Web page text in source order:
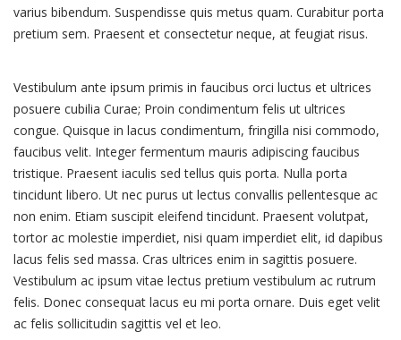
varius bibendum. Suspendisse quis metus quam. Curabitur porta
pretium sem. Praesent et consectetur neque, at feugiat risus.
Vestibulum ante ipsum primis in faucibus orci luctus et ultrices
posuere cubilia Curae; Proin condimentum felis ut ultrices
congue. Quisque in lacus condimentum, fringilla nisi commodo,
faucibus velit. Integer fermentum mauris adipiscing faucibus
tristique. Praesent iaculis sed tellus quis porta. Nulla porta
tincidunt libero. Ut nec purus ut lectus convallis pellentesque ac
non enim. Etiam suscipit eleifend tincidunt. Praesent volutpat,
tortor ac molestie imperdiet, nisi quam imperdiet elit, id dapibus
lacus felis sed massa. Cras ultrices enim in sagittis posuere.
Vestibulum ac ipsum vitae lectus pretium vestibulum ac rutrum
felis. Donec consequat lacus eu mi porta ornare. Duis eget velit
ac felis sollicitudin sagittis vel et leo.